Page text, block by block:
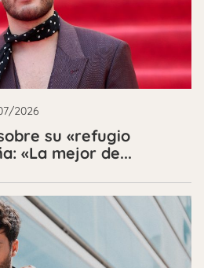
2026
su «refugio
«La mejor de...